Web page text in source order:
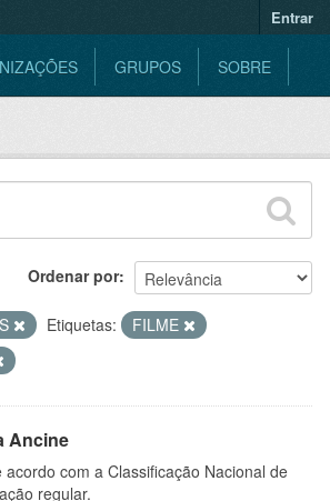
Entrar
GRUPOS SOBRE
Ordenar por
Etiquetas:
FILME
Ancine
com a Classificação Nacional de
regular.